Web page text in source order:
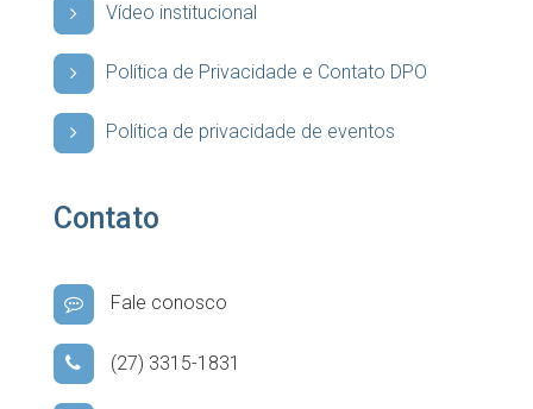
Vídeo institucional
Política de Privacidade e Contato DPO
Política de privacidade de eventos
Contato
Fale conosco
(27) 3315-1831